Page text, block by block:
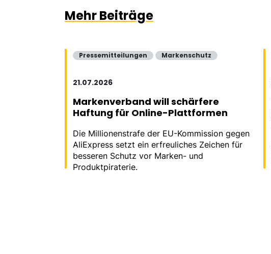
Mehr Beiträge
Pressemitteilungen Markenschutz
21.07.2026
Markenverband will schärfere
Haftung für Online-Plattformen
Die Millionenstrafe der EU-Kommission gegen
AliExpress setzt ein erfreuliches Zeichen für
besseren Schutz vor Marken- und
Produktpiraterie.